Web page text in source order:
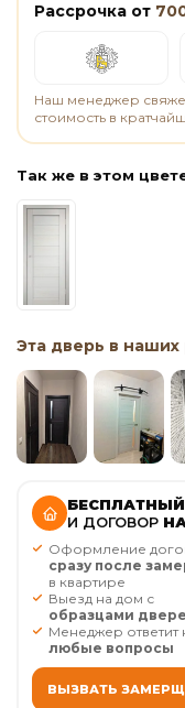
Рассрочка от
Наш менеджер
стоимость в
Так же в этом
Эта дверь в наших
БЕСПЛАТНЫЙ
И ДОГОВОР
Оформление
сразу после
в квартире
Выезд на дом с
образцами
Менеджер ответит
любые вопросы
ВЫЗВАТЬ